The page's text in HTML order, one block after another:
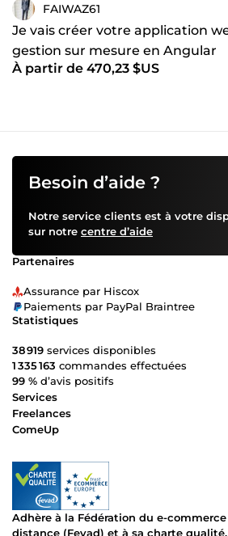
FAIWAZ61
Je vais créer votre application
gestion sur mesure en Angular
À partir de 470,23 $US
Besoin d’aide ?
Notre service clients est à votre
sur notre centre d’aide
Partenaires
Assurance par Hiscox
Paiements par PayPal Braintree
Statistiques
38 919 services disponibles
1 335 163 commandes effectuées
99 % d’avis positifs
Services
Freelances
ComeUp
Adhère à la Fédération du e-
distance (Fevad) et à sa charte qualité.